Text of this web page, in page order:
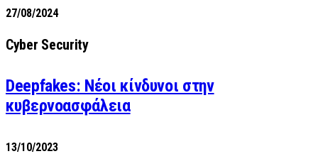
27/08/2024
Cyber Security
Deepfakes: Νέοι κίνδυνοι στην
κυβερνοασφάλεια
13/10/2023